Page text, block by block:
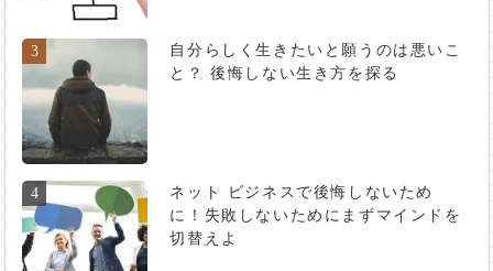
3
自分らしく生きたいと願うのは悪いこ
と？ 後悔しない生き方を探る
4
ネット ビジネスで後悔しないため
に！失敗しないためにまずマインドを
切替えよ